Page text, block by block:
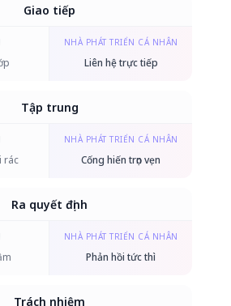
Giao tiếp
NHÀ PHÁT TRIỂN CÁ NHÂN
Liên hệ trực tiếp
Tập trung
rác
NHÀ PHÁT TRIỂN CÁ NHÂN
Cống hiến trọn vẹn
Ra quyết định
NHÀ PHÁT TRIỂN CÁ NHÂN
Phản hồi tức thì
Trách nhiệm